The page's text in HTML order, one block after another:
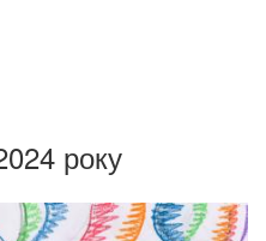
року